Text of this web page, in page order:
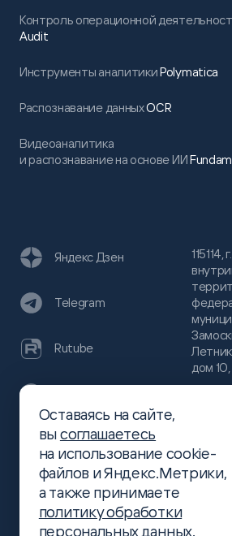
Контроль операционной
Audit
Инструменты аналитикиPolymatica
Распознавание данныхOCR
Видеоаналитика
и распознавание на основе ИИ
115114,
дом
(499)
Яндекс Дзен
Telegram
Rutube
Хабр
Оставаясь на сайте,
высоглашаетесь
на использование cookie-
файлов и Яндекс.Метрики,
а также принимаете
политику обработки
персональных данных.